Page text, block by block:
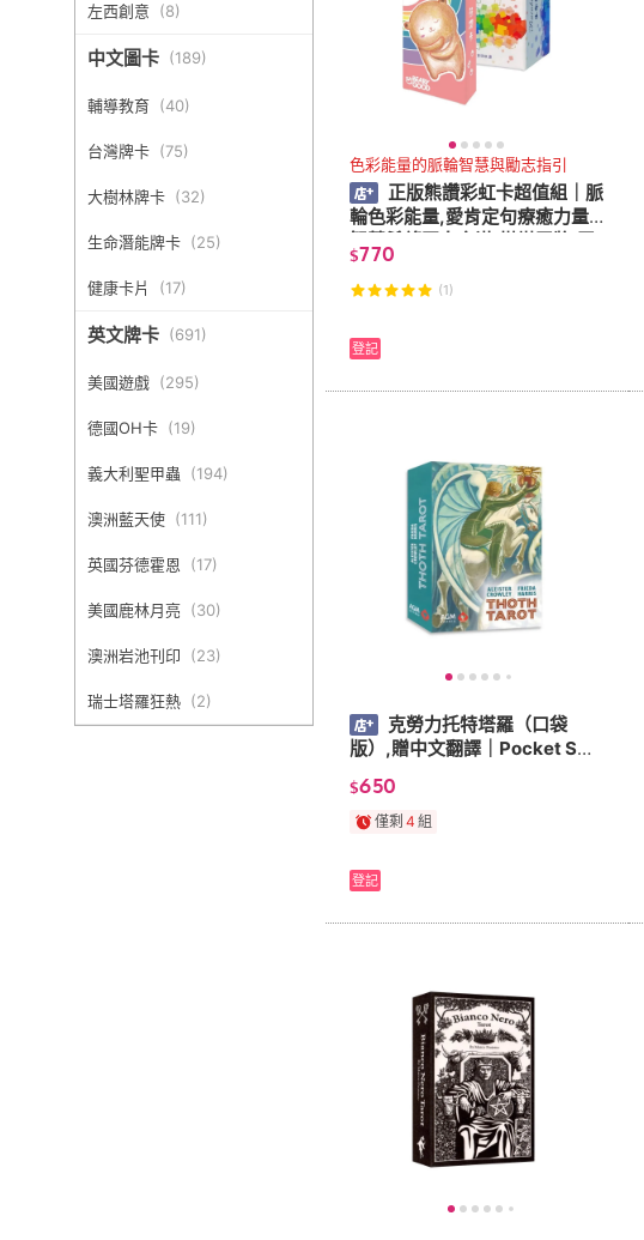
左西創意 (8)
中文圖卡 (189)
輔導教育 (40)
台灣牌卡 (75)
大樹林牌卡 (32)
生命潛能牌卡 (25)
健康卡片 (17)
英文牌卡 (691)
美國遊戲 (295)
德國OH卡 (19)
義大利聖甲蟲 (194)
澳洲藍天使 (111)
英國芬德霍恩 (17)
美國鹿林月亮 (30)
澳洲岩池刊印 (23)
瑞士塔羅狂熱 (2)
色彩能量的脈輪智慧與勵志指引
正版熊讚彩虹卡超值組｜脈
輪色彩能量,愛肯定句療癒力量,
智慧希望正向充滿,搭塔羅牌,天
使回應占卜,指引神諭卡OH卡
【左西】
$770
(1)
登記
克勞力托特塔羅（口袋
版）,贈中文翻譯｜Pocket Swi
【左西】
$650
僅剩 4 組
登記